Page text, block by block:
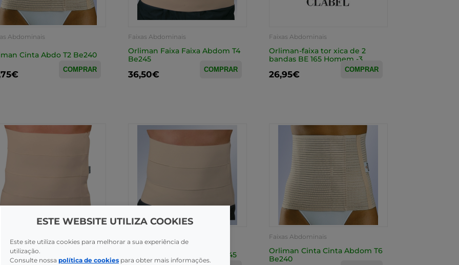
Abdominais
Cinta Abdo T2 Be240
COMPRAR
Faixas Abdominais
Orliman Faixa Faixa Abdom T4
Be245
36,50€ COMPRAR
Faixas Abdominais
Orliman-faixa tor xica de 2
bandas BE 165 Homem -3
26,95€ COMPRAR
Abdominais
Faixa Faixa Abdom T3
Orliman Faixa Abdo T2 Be245
Faixas Abdominais
Orliman Cinta Cinta Abdom T6
Be240
ESTE WEBSITE UTILIZA COOKIES
Este site utiliza cookies para melhorar a sua experiência de
utilização.
Consulte nossa política de cookies para obter mais informações.